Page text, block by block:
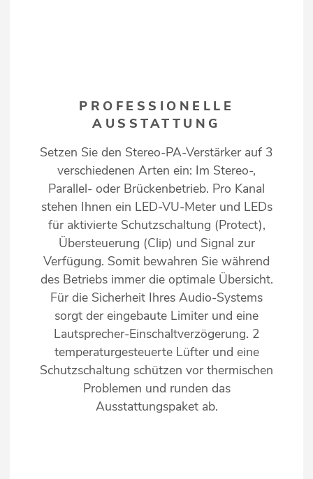
PROFESSIONELLE
AUSSTATTUNG
Setzen Sie den Stereo-PA-Verstärker auf 3
verschiedenen Arten ein: Im Stereo-,
Parallel- oder Brückenbetrieb. Pro Kanal
stehen Ihnen ein LED-VU-Meter und LEDs
für aktivierte Schutzschaltung (Protect),
Übersteuerung (Clip) und Signal zur
Verfügung. Somit bewahren Sie während
des Betriebs immer die optimale Übersicht.
Für die Sicherheit Ihres Audio-Systems
sorgt der eingebaute Limiter und eine
Lautsprecher-Einschaltverzögerung. 2
temperaturgesteuerte Lüfter und eine
Schutzschaltung schützen vor thermischen
Problemen und runden das
Ausstattungspaket ab.